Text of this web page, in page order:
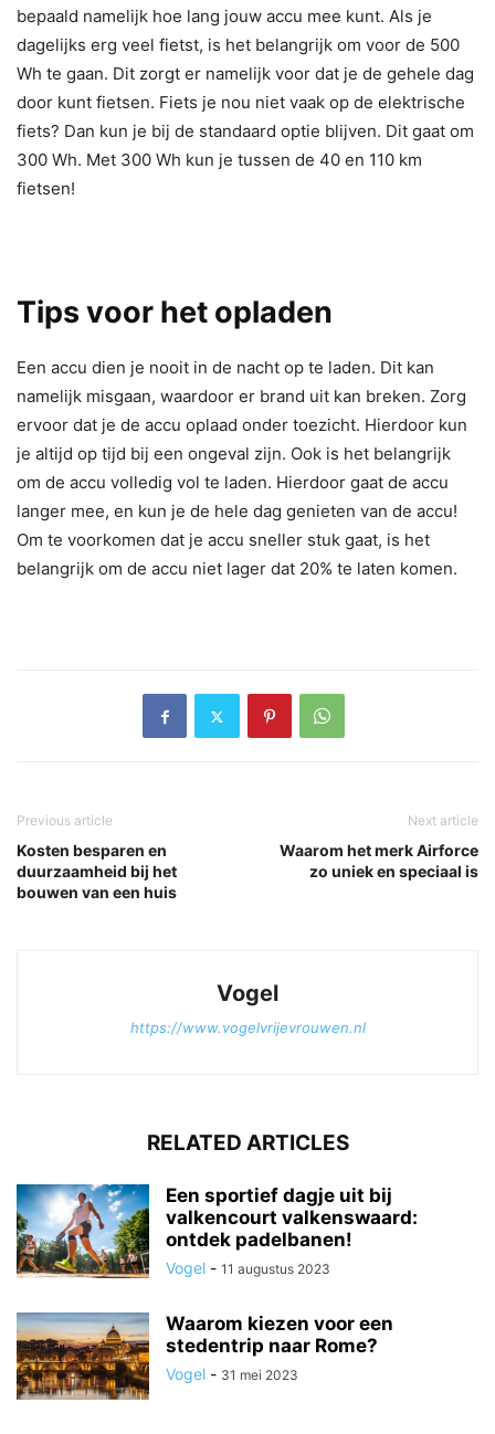
bepaald namelijk hoe lang jouw accu mee kunt. Als je
dagelijks erg veel fietst, is het belangrijk om voor de 500
Wh te gaan. Dit zorgt er namelijk voor dat je de gehele dag
door kunt fietsen. Fiets je nou niet vaak op de elektrische
fiets? Dan kun je bij de standaard optie blijven. Dit gaat om
300 Wh. Met 300 Wh kun je tussen de 40 en 110 km
fietsen!
Tips voor het opladen
Een accu dien je nooit in de nacht op te laden. Dit kan
namelijk misgaan, waardoor er brand uit kan breken. Zorg
ervoor dat je de accu oplaad onder toezicht. Hierdoor kun
je altijd op tijd bij een ongeval zijn. Ook is het belangrijk
om de accu volledig vol te laden. Hierdoor gaat de accu
langer mee, en kun je de hele dag genieten van de accu!
Om te voorkomen dat je accu sneller stuk gaat, is het
belangrijk om de accu niet lager dat 20% te laten komen.
Previous article
Kosten besparen en
duurzaamheid bij het
bouwen van een huis
Next article
Waarom het merk Airforce
zo uniek en speciaal is
Vogel
https://www.vogelvrijevrouwen.nl
RELATED ARTICLES
Een sportief dagje uit bij
valkencourt valkenswaard:
ontdek padelbanen!
Vogel - 11 augustus 2023
Waarom kiezen voor een
stedentrip naar Rome?
Vogel - 31 mei 2023